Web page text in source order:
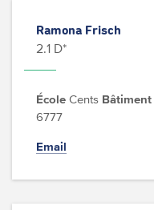
Ramona Frisch
2.1 D*
École Cents Bâtiment
6777
Email